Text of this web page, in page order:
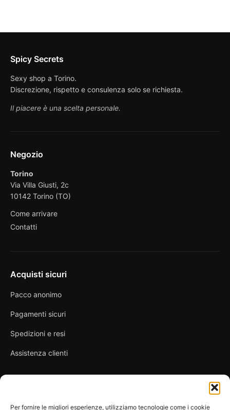
Per fornire le migliori esperienze, utilizziamo tecnologie come i cookie
Spicy Secrets
Sexy shop a Torino.
Discrezione, rispetto e consulenza solo se richiesta.
Il piacere è una scelta personale.
Negozio
Torino
Via Villa Giusti, 2c
10142 Torino (TO)
Come arrivare
Contatti
Acquisti sicuri
Pacco anonimo
Pagamenti sicuri
Spedizioni e resi
Assistenza clienti